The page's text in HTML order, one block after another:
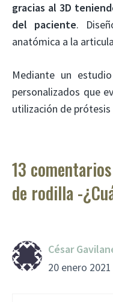
gracias al 3D
del paciente.
anatómica a la
Mediante un
personalizados que
utilización de
13
de rodilla -
César
20 enero